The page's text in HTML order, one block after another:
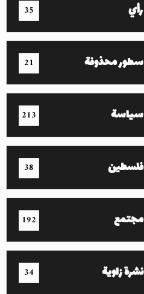
رأي 35
سطور محذوفة 21
سياسة 213
فلسطين 38
مجتمع 192
نشرة زاوية 34